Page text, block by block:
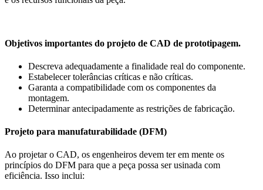
Objetivos importantes do projeto de CAD de prototipagem.
Descreva adequadamente a finalidade real do componente.
Estabelecer tolerâncias críticas e não críticas.
Garanta a compatibilidade com os componentes da
montagem.
Determinar antecipadamente as restrições de fabricação.
Projeto para manufaturabilidade (DFM)
Ao projetar o CAD, os engenheiros devem ter em mente os
princípios do DFM para que a peça possa ser usinada com
eficiência. Isso inclui: